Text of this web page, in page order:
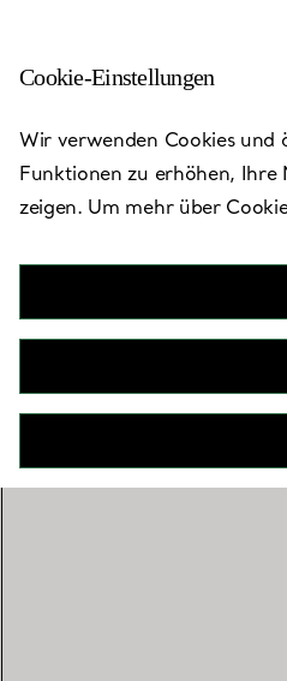
Zurück zu „Store finden“
Cookie-Einstellungen
Wir verwenden Cookies und
Funktionen zu erhöhen,
zeigen. Um mehr über